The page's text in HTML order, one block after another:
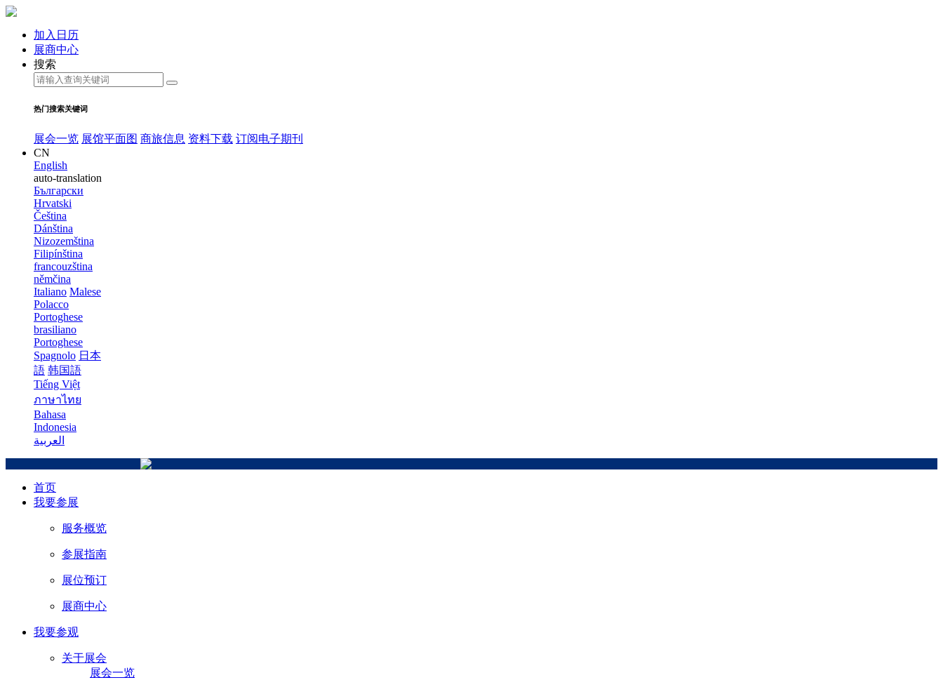
加入日历
展商中心
搜索
热门搜索关键词
展会一览 展馆平面图 商旅信息 资料下载 订阅电子期刊
CN
English
auto-translation
Български
Hrvatski
Čeština
Dánština
Nizozemština
Filipínština
francouzština
němčina
Italiano Malese
Polacco
Portoghese
brasiliano
Portoghese
Spagnolo 日本
語 韩国語
Tiếng Việt
ภาษาไทย
Bahasa
Indonesia
العربية
首页
我要参展
服务概览
参展指南
展位预订
展商中心
我要参观
关于展会
展会一览